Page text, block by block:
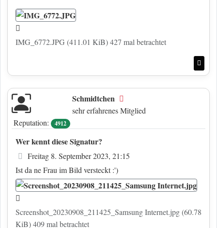
IMG_6772.JPG (411.01 KiB) 427 mal betrachtet
Schmidtchen
sehr erfahrenes Mitglied
Reputation:
4912
Wer kennt diese Signatur?
Beitrag
Freitag 8. September 2023, 21:15
Ist da ne Frau im Bild versteckt :')
Screenshot_20230908_211425_Samsung Internet.jpg (60.78
KiB) 409 mal betrachtet